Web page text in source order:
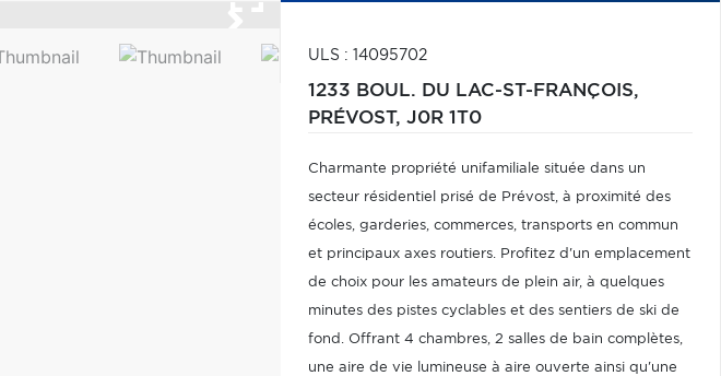
ULS : 14095702
1233 BOUL. DU LAC-ST-FRANÇOIS,
PRÉVOST, J0R 1T0
Charmante propriété unifamiliale située dans un
secteur résidentiel prisé de Prévost, à proximité des
écoles, garderies, commerces, transports en commun
et principaux axes routiers. Profitez d'un emplacement
de choix pour les amateurs de plein air, à quelques
minutes des pistes cyclables et des sentiers de ski de
fond. Offrant 4 chambres, 2 salles de bain complètes,
une aire de vie lumineuse à aire ouverte ainsi qu'une